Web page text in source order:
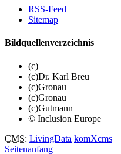
RSS-Feed
Sitemap
Bildquellenverzeichnis
(c)
(c)Dr. Karl Breu
(c)Gronau
(c)Gronau
(c)Gutmann
© Inclusion Europe
CMS: LivingData komXcms
Seitenanfang